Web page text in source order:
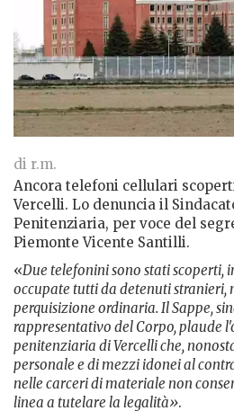
di r.m.
Ancora telefoni cellulari
Vercelli. Lo denuncia il
Penitenziaria, per voce del
Piemonte Vicente Santilli.
«Due telefonini sono stati scoperti,
occupate tutti da detenuti stranieri,
perquisizione ordinaria. Il Sappe,
rappresentativo del Corpo, plaude
penitenziaria di Vercelli che,
personale e di mezzi idonei al
nelle carceri di materiale non
linea a tutelare la legalità».